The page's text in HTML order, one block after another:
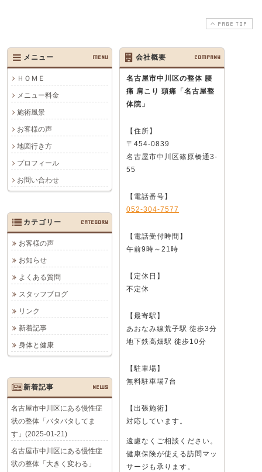
PAGE TOP
メニュー MENU
ＨＯＭＥ
メニュー料金
施術風景
お客様の声
地図行き方
プロフィール
お問い合わせ
会社概要 COMPANY
名古屋市中川区の整体 腰
痛 肩こり 頭痛 「名古屋整
体院」
【住所】
〒454-0839
名古屋市中川区篠原橋通3-
55
【電話番号】
052-304-7577
【電話受付時間】
午前9時～21時
【定休日】
不定休
【最寄駅】
あおなみ線荒子駅 徒歩3分
地下鉄高畑駅 徒歩10分
【駐車場】
無料駐車場7台
【出張施術】
対応しています。
遠慮なくご相談ください。
健康保険が使える訪問マッ
サージも承ります。
カテゴリー CATEGORY
お客様の声
お知らせ
よくある質問
スタッフブログ
リンク
新着記事
身体と健康
新着記事 NEWS
名古屋市中川区にある慢性症
状の整体「バタバタしてま
す」(2025-01-21)
名古屋市中川区にある慢性症
状の整体「大きく変わる」